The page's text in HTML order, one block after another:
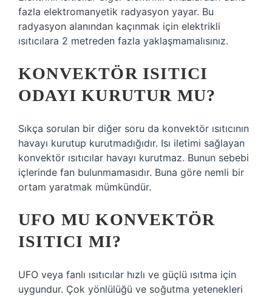
fazla elektromanyetik radyasyon yayar. Bu
radyasyon alanından kaçınmak için elektrikli
ısıtıcılara 2 metreden fazla yaklaşmamalısınız.
KONVEKTÖR ISITICI
ODAYI KURUTUR MU?
Sıkça sorulan bir diğer soru da konvektör ısıtıcının
havayı kurutup kurutmadığıdır. Isı iletimi sağlayan
konvektör ısıtıcılar havayı kurutmaz. Bunun sebebi
içlerinde fan bulunmamasıdır. Buna göre nemli bir
ortam yaratmak mümkündür.
UFO MU KONVEKTÖR
ISITICI MI?
UFO veya fanlı ısıtıcılar hızlı ve güçlü ısıtma için
uygundur. Çok yönlülüğü ve soğutma yetenekleri